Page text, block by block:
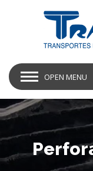
OPEN MENU